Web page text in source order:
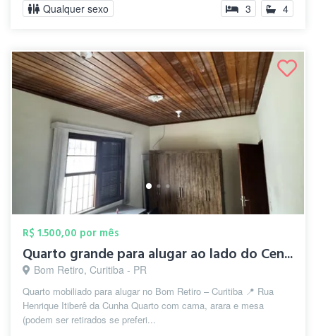
Qualquer sexo 3 4
R$ 1.500,00 por mês
Quarto grande para alugar ao lado do Cen...
Bom Retiro, Curitiba - PR
Quarto mobiliado para alugar no Bom Retiro – Curitiba 📍 Rua
Henrique Itiberê da Cunha Quarto com cama, arara e mesa
(podem ser retirados se preferi...